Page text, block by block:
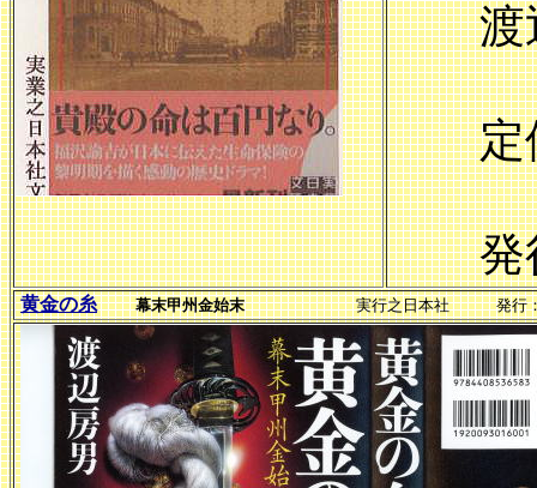
渡
定価
発行
黄金の糸 幕末甲州金始末 実行之日本社 発行：